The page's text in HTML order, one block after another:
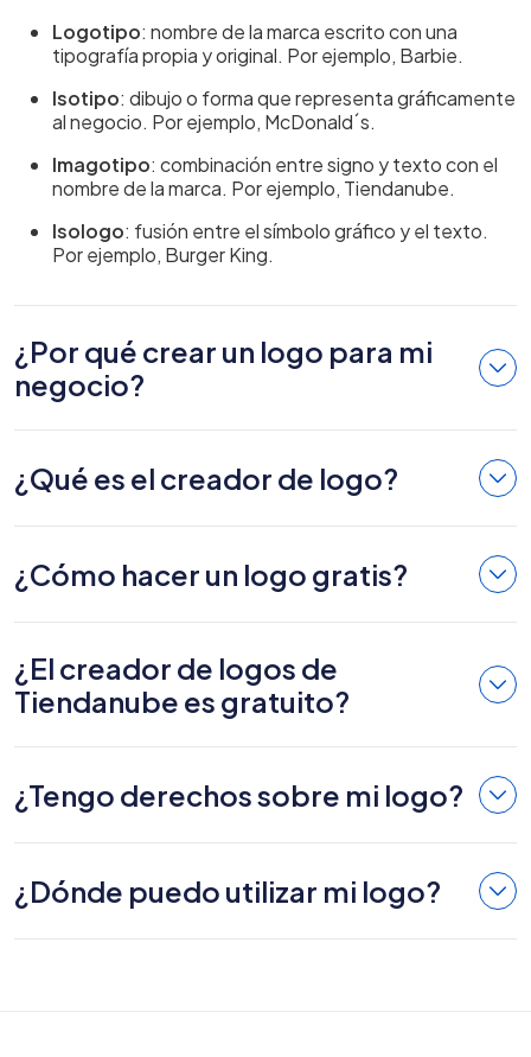
Logotipo: nombre de la marca escrito con una
tipografía propia y original. Por ejemplo, Barbie.
Isotipo: dibujo o forma que representa gráficamente
al negocio. Por ejemplo, McDonald´s.
Imagotipo: combinación entre signo y texto con el
nombre de la marca. Por ejemplo, Tiendanube.
Isologo: fusión entre el símbolo gráfico y el texto.
Por ejemplo, Burger King.
¿Por qué crear un logo para mi
negocio?
¿Qué es el creador de logo?
¿Cómo hacer un logo gratis?
¿El creador de logos de
Tiendanube es gratuito?
¿Tengo derechos sobre mi logo?
¿Dónde puedo utilizar mi logo?